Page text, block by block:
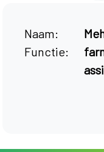
Naam:
Functie: